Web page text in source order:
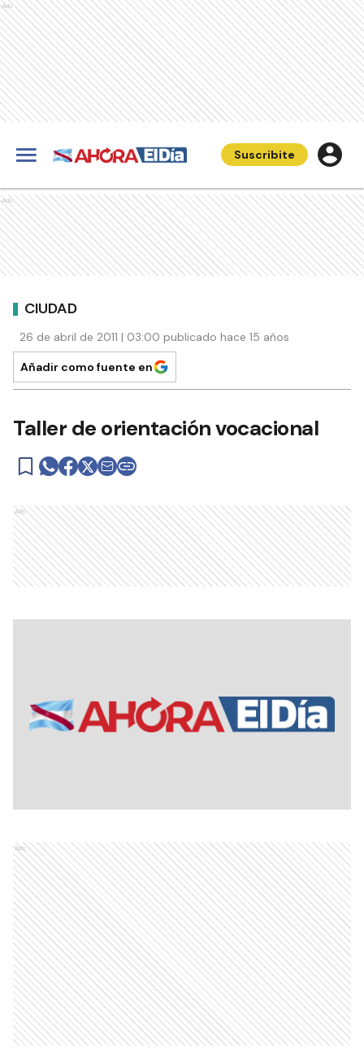
Ads
Suscribite
Ads
CIUDAD
26 de abril de 2011 | 03:00 publicado hace 15 años
Añadir como fuente en
Taller de orientación vocacional
Ads
Ads